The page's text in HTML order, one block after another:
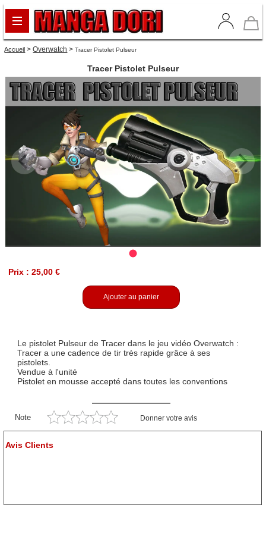
Accueil >Overwatch >Tracer Pistolet Pulseur
Tracer Pistolet Pulseur
Prix : 25,00 €
Ajouter au panier
Le pistolet Pulseur de Tracer dans le jeu vidéo Overwatch :
Tracer a une cadence de tir très rapide grâce à ses
pistolets.
Vendue à l'unité
Pistolet en mousse accepté dans toutes les conventions
Note Donner votre avis
Avis Clients